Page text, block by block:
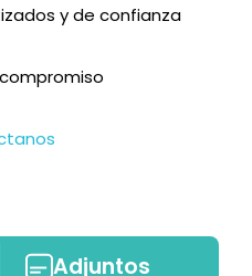
y de confianza
Adjuntos